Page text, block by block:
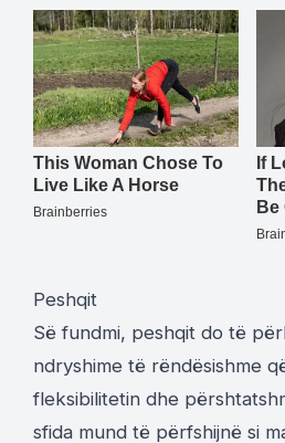
Peshqit
Së fundmi, peshqit do të
ndryshime të rëndësishme
fleksibilitetin dhe
sfida mund të përfshijnë si